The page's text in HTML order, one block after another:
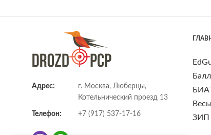
Адрес:
г. Москва, Люберцы,
Котельнический проезд 13
Телефон: +7 (917) 537-17-16
Весы
ЗИП